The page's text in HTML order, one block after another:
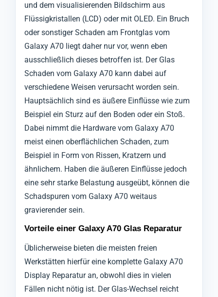
und dem visualisierenden Bildschirm aus
Flüssigkristallen (LCD) oder mit OLED. Ein Bruch
oder sonstiger Schaden am Frontglas vom
Galaxy A70 liegt daher nur vor, wenn eben
ausschließlich dieses betroffen ist. Der Glas
Schaden vom Galaxy A70 kann dabei auf
verschiedene Weisen verursacht worden sein.
Hauptsächlich sind es äußere Einflüsse wie zum
Beispiel ein Sturz auf den Boden oder ein Stoß.
Dabei nimmt die Hardware vom Galaxy A70
meist einen oberflächlichen Schaden, zum
Beispiel in Form von Rissen, Kratzern und
ähnlichem. Haben die äußeren Einflüsse jedoch
eine sehr starke Belastung ausgeübt, können die
Schadspuren vom Galaxy A70 weitaus
gravierender sein.
Vorteile einer Galaxy A70 Glas Reparatur
Üblicherweise bieten die meisten freien
Werkstätten hierfür eine komplette Galaxy A70
Display Reparatur an, obwohl dies in vielen
Fällen nicht nötig ist. Der Glas-Wechsel reicht